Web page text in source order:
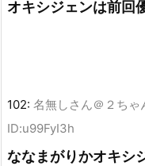
オキシジェンは前回
102: 名無しさん＠２ちゃ
ID:u99FyI3h
ななまがりかオキシ